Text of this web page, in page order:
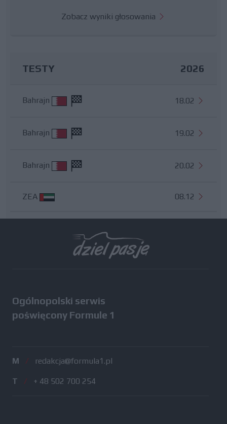
Zobacz wyniki głosowania
TESTY 2026
Bahrajn 18.02
Bahrajn 19.02
Bahrajn 20.02
ZEA 08.12
Ogólnopolski serwis
poświęcony Formule 1
M / redakcja@formula1.pl
T / + 48 502 700 254